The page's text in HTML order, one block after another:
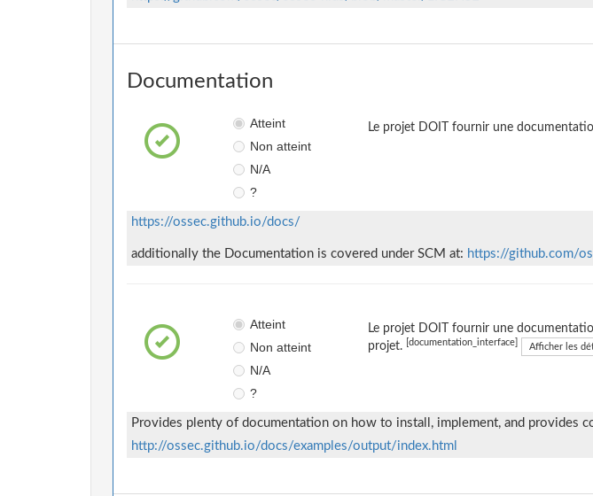
Documentation
Atteint
Non atteint
N/A
?
Le projet DOIT fournir une
https://ossec.github.io/docs/
additionally the Documentation is covered under SCM at: https://github.com/
Atteint
Non atteint
N/A
?
Le projet DOIT fournir une
projet.
[documentation_interface] Afficher les
Provides plenty of documentation on how to install, implement, and provides
http://ossec.github.io/docs/examples/output/index.html